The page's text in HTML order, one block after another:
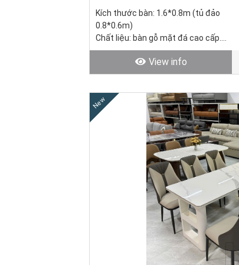
Kích thước bàn: 1.6*0.8m (tủ đảo
0.8*0.6m)
Chất liệu: bàn gỗ mặt đá cao cấp.
Giá bàn KM: 24.800.000đ (Giá gốc
30.500.000đ)
Giá ghế KM: 1.590.000đ/ Cái (Giá gốc:
Giá trọn bộ 6 ghế: 34.340.000đ
Tình trạng: Hàng mới - còn hàng.
View info
New